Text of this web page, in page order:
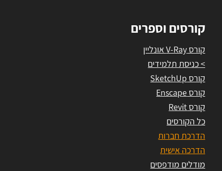
קורסים וספרים
קורס V-Ray אונליין
> כניסת תלמידים
קורס SketchUp
קורס Enscape
קורס Revit
כל הקורסים
הדרכת חברות
הדרכה אישית
מודלים מודפסים